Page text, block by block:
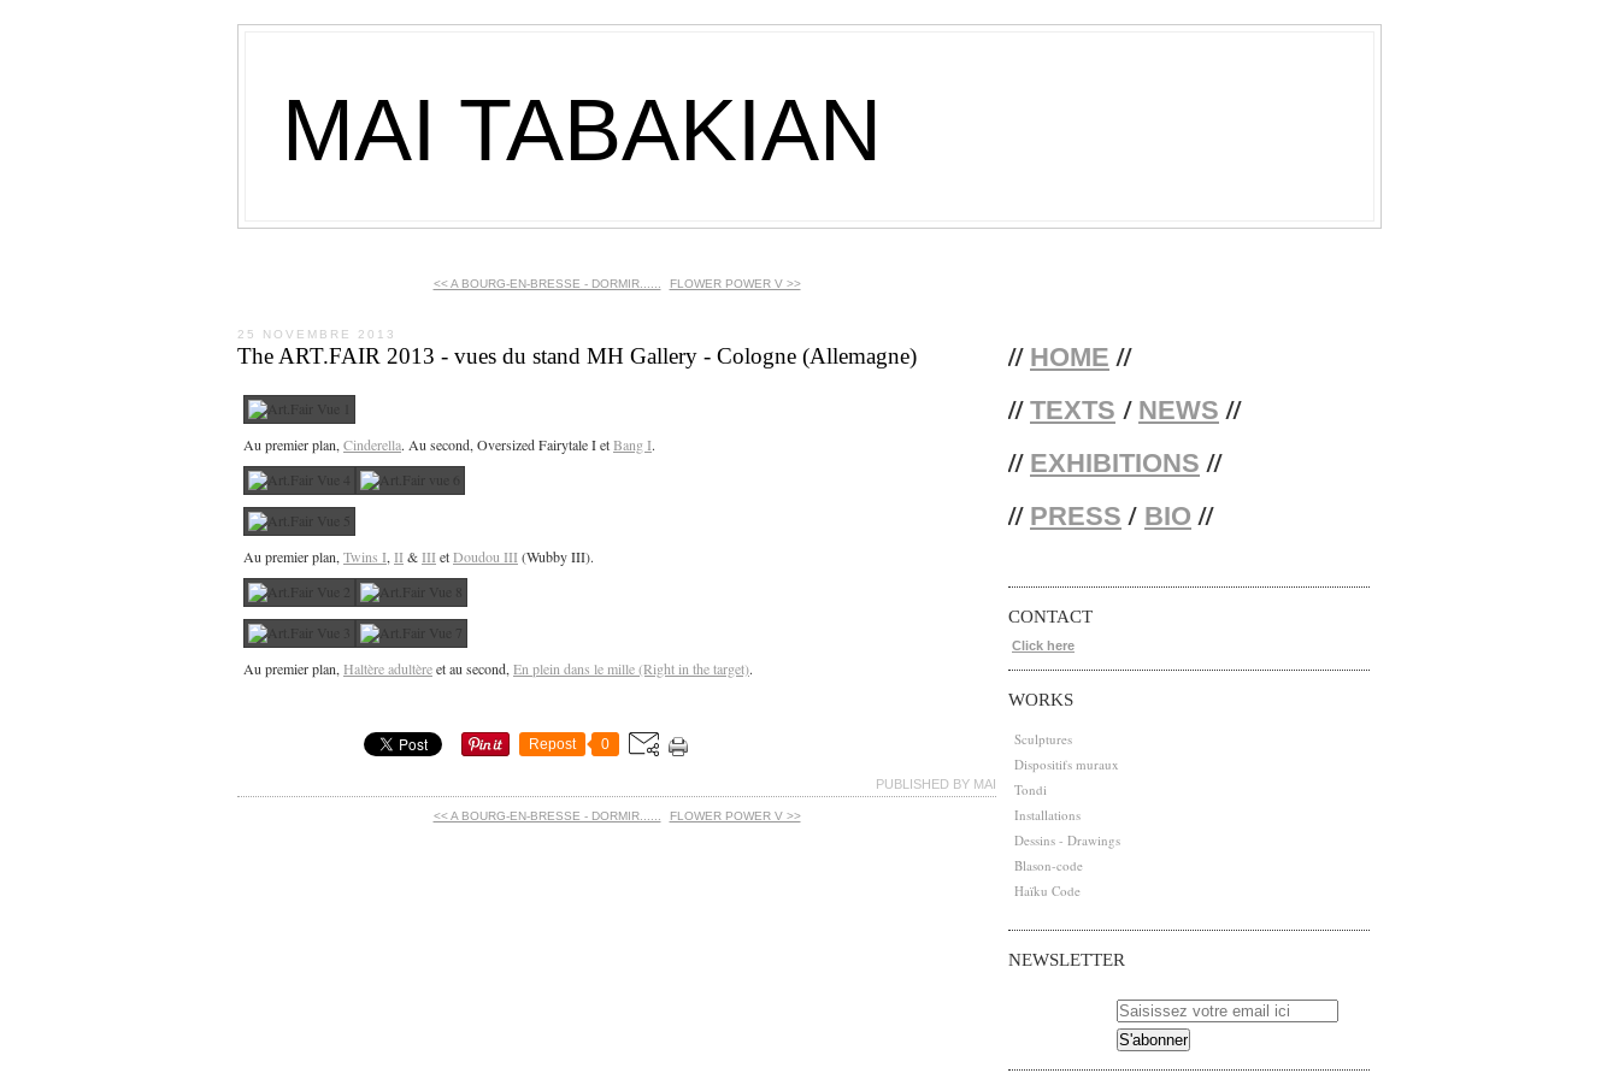
MAI TABAKIAN
<< A BOURG-EN-BRESSE - DORMIR...... FLOWER POWER V >>
25 NOVEMBRE 2013
The ART.FAIR 2013 - vues du stand MH Gallery - Cologne (Allemagne)
Au premier plan, Cinderella. Au second, Oversized Fairytale I etBang I.
Au premier plan, Twins I, II &III etDoudou III (Wubby III).
Au premier plan, Haltère adultèreet au second, En plein dans le mille (Right in the target).
Repost 0
PUBLISHED BY MAI
<< A BOURG-EN-BRESSE - DORMIR...... FLOWER POWER V >>
// HOME //
// TEXTS / NEWS //
// EXHIBITIONS //
// PRESS / BIO //
CONTACT
Click here
WORKS
Sculptures
Dispositifs muraux
Tondi
Installations
Dessins - Drawings
Blason-code
Haïku Code
NEWSLETTER